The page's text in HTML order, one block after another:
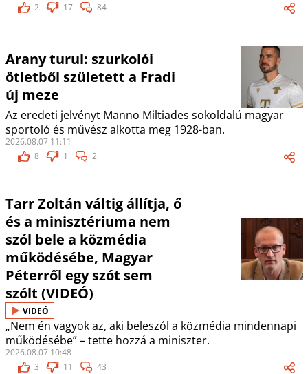
2
17 84
Arany turul: szurkolói
ötletből született a Fradi
új meze
Az eredeti jelvényt Manno Miltiades sokoldalú magyar
sportoló és művész alkotta meg 1928-ban.
2026.08.07 11:11
8
1 2
Tarr Zoltán váltig állítja, ő
és a minisztériuma nem
szól bele a közmédia
működésébe, Magyar
Péterről egy szót sem
szólt (VIDEÓ)
VIDEÓ
„Nem én vagyok az, aki beleszól a közmédia mindennapi
működésébe” – tette hozzá a miniszter.
2026.08.07 10:48
3
11 43